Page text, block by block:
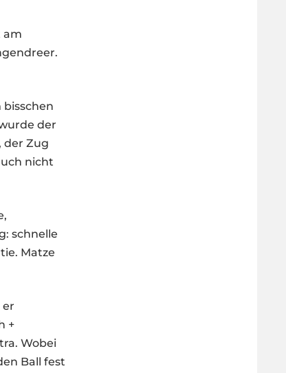
am
bisschen
der
der Zug
nicht
schnelle
Matze
er
+
Wobei
Ball fest